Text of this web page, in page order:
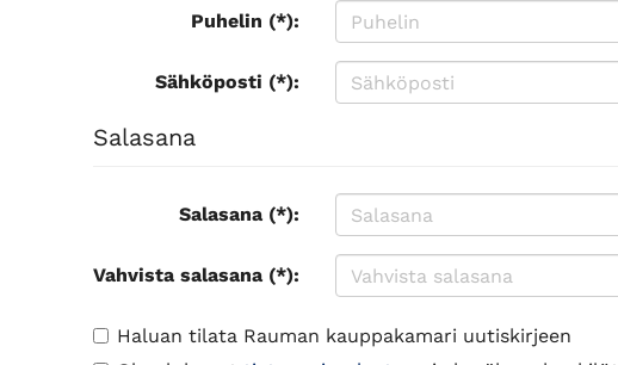
Puhelin (*):
Sähköposti (*):
Salasana
Salasana (*):
Vahvista salasana (*):
Haluan tilata Rauman kauppakamari uutiskirjeen